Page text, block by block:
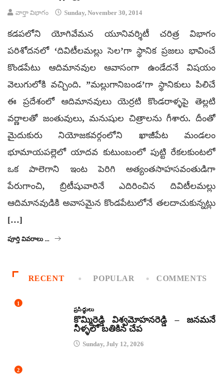
వార్తా విభాగం Sunday, November 30, 2014
కడపలోని యోగివేమన యూనివర్శిటీ చరిత్ర విభాగం
పరిశోదనలో ‘దివిటీలమల్లు సెల’గా స్థానిక ప్రజలు భావించే
కొండపేటు ఆదిమానవుల ఆవాసంగా ఉండేదనే విషయం
వెలుగులోకి వచ్చింది. ”మల్లుగానిబండ’గా స్థానికులు పిలిచే
ఈ ప్రదేశంలో ఆదిమానవులు యెర్రటి కొండరాళ్ళపై తెల్లటి
వర్ణాలతో జంతువులు, మనుషుల చిత్రాలను గీశారు. దీంతో
మైదుకురు నియోజకవర్గంలోని ఖాజీపేట మండలం
భూమాయపల్లెలో యాదవ కుటుంబంలో పుట్టి రేకలకుంటలో
ఒక పాలెగాని ఇంట పెరిగి అత్యంతసాహసవంతుడిగా
పేరుగాంచి, బ్రిటీషువారినే ఎదిరించిన దివిటీలమల్లు
ఆదిమానవుడికి అవాసమైన కొండపేటులోనే తలదాచుకున్నట్లు
[…]
పూర్తి వివరాలు ...
RECENT POPULAR COMMENTS
1
ప్రసిద్ధులు
కొమ్మిరెడ్డి విశ్వమోహనరెడ్డి – జనమనే
నీళ్ళలో బతికిన చేప
Sunday, July 12, 2026
2